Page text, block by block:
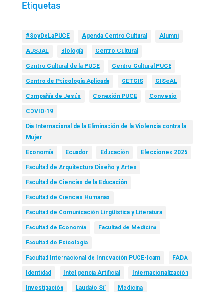
Etiquetas
#SoyDeLaPUCE Agenda Centro Cultural Alumni
AUSJAL Biología Centro Cultural
Centro Cultural de la PUCE Centro Cultural PUCE
Centro de Psicología Aplicada CETCIS CISeAL
Compañía de Jesús Conexión PUCE Convenio
COVID-19
Día Internacional de la Eliminación de la Violencia contra la
Mujer
Economía Ecuador Educación Elecciones 2025
Facultad de Arquitectura Diseño y Artes
Facultad de Ciencias de la Educación
Facultad de Ciencias Humanas
Facultad de Comunicación Lingüística y Literatura
Facultad de Economía Facultad de Medicina
Facultad de Psicología
Facultad Internacional de Innovación PUCE-Icam FADA
Identidad Inteligencia Artificial Internacionalización
Investigación Laudato Si’ Medicina